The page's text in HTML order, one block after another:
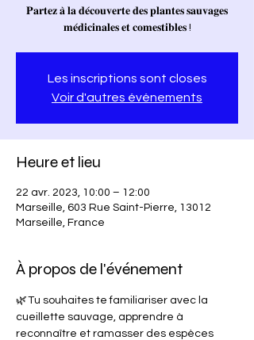
𝐏𝐚𝐫𝐭𝐞𝐳 𝐚̀ 𝐥𝐚 𝐝𝐞́𝐜𝐨𝐮𝐯𝐞𝐫𝐭𝐞 𝐝𝐞𝐬 𝐩𝐥𝐚𝐧𝐭𝐞𝐬 𝐬𝐚𝐮𝐯𝐚𝐠𝐞𝐬
𝐦𝐞́𝐝𝐢𝐜𝐢𝐧𝐚𝐥𝐞𝐬 𝐞𝐭 𝐜𝐨𝐦𝐞𝐬𝐭𝐢𝐛𝐥𝐞𝐬 !
Les inscriptions sont closes
Voir d'autres événements
Heure et lieu
22 avr. 2023, 10:00 – 12:00
Marseille, 603 Rue Saint-Pierre, 13012
Marseille, France
À propos de l'événement
🌿 Tu souhaites te familiariser avec la
cueillette sauvage, apprendre à
reconnaître et ramasser des espèces